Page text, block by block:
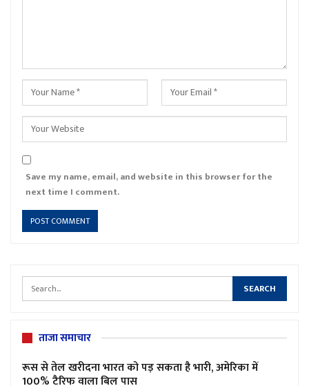
Save my name, email, and website in this browser for the
next time I comment.
ताजा समाचार
रूस से तेल खरीदना भारत को पड़ सकता है भारी, अमेरिका में
100% टैरिफ वाला बिल पास